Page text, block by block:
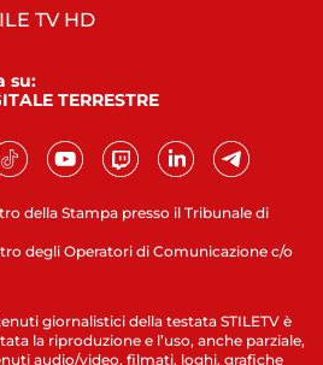
della Stampa presso il Tribunale di
degli Operatori di Comunicazione c/o
TV HD
su:
TERRESTRE
giornalistici della testata STILETV è
la riproduzione e l’uso, anche parziale,
audio/video, filmati, loghi, grafiche